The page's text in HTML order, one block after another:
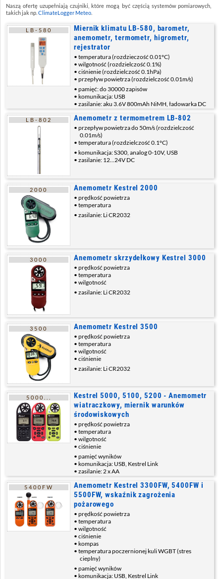
Naszą ofertę uzupełniają czujniki, które mogą być częścią systemów pomiarowych,
takich jak np. ClimateLogger Meteo.
LB-580
Miernik klimatu LB-580, barometr,
anemometr, termometr, higrometr,
rejestrator
temperatura (rozdzieczość 0.01°C)
wilgotność (rozdzielczość 0.1%)
ciśnienie (rozdzielczość 0.1hPa)
przepływ powietrza (rozdzielczość 0.01m/s)
pamięć: do 30000 zapisów
komunikacja: USB
zasilanie: aku 3.6V 800mAh NiMH, ładowarka DC
LB-802 Anemometr z termometrem LB-802
przepływ powietrza do 50m/s (rozdzielczość
0.01m/s)
temperatura (rozdzielczość 0.1°C)
komunikacja: S300, analog 0-10V, USB
zasilanie: 12...24V DC
2000 Anemometr Kestrel 2000
prędkość powietrza
temperatura
zasilanie: Li CR2032
3000 Anemometr skrzydełkowy Kestrel 3000
prędkość powietrza
temperatura
wilgotność
zasilanie: Li CR2032
3500 Anemometr Kestrel 3500
prędkość powietrza
temperatura
wilgotność
ciśnienie
zasilanie: Li CR2032
5000...
Kestrel 5000, 5100, 5200 - Anemometr
wiatraczkowy, miernik warunków
środowiskowych
prędkość powietrza
temperatura
wilgotność
ciśnienie
pamięć wyników
komunikacja: USB, Kestrel Link
zasilanie: 2 x AA
5400FW
Anemometr Kestrel 3300FW, 5400FW i
5500FW, wskaźnik zagrożenia
pożarowego
prędkość powietrza
temperatura
wilgotność
ciśnienie
kompas
temperatura poczernionej kuli WGBT (stres
cieplny)
pamięć wyników
komunikacja: USB, Kestrel Link